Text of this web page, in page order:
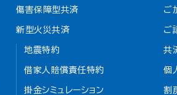
傷害保障型共済
新型火災共済
地震特約
借家人賠償責任特約
掛金シミュレーション
ご
ご
共
個
割